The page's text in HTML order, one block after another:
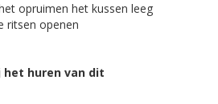
opruimen het kussen leeg
ritsen openen
het huren van dit